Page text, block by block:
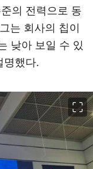
의 전력으로 동
는 회사의 칩이
낮아 보일 수 있
명했다.